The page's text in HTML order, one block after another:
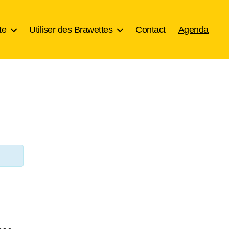
Utiliser des Brawettes Contact Agenda